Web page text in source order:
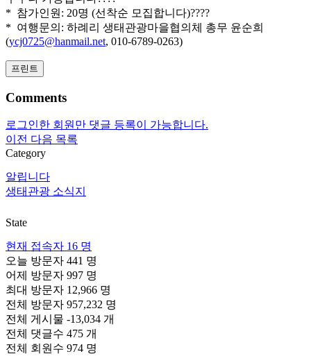
* 참가인원: 20명 (선착순 모집합니다)????
* 여행문의: 하례리 생태관광마을협의체 총무 윤순희
(ycj0725@hanmail.net, 010-6789-0263)
프린트
Comments
로그인한 회원만 댓글 등록이 가능합니다.
이전 다음 목록
Category
알립니다
생태관광 소식지
State
현재 접속자 16 명
오늘 방문자 441 명
어제 방문자 997 명
최대 방문자 12,966 명
전체 방문자 957,232 명
전체 게시물 -13,034 개
전체 댓글수 475 개
전체 회원수 974 명